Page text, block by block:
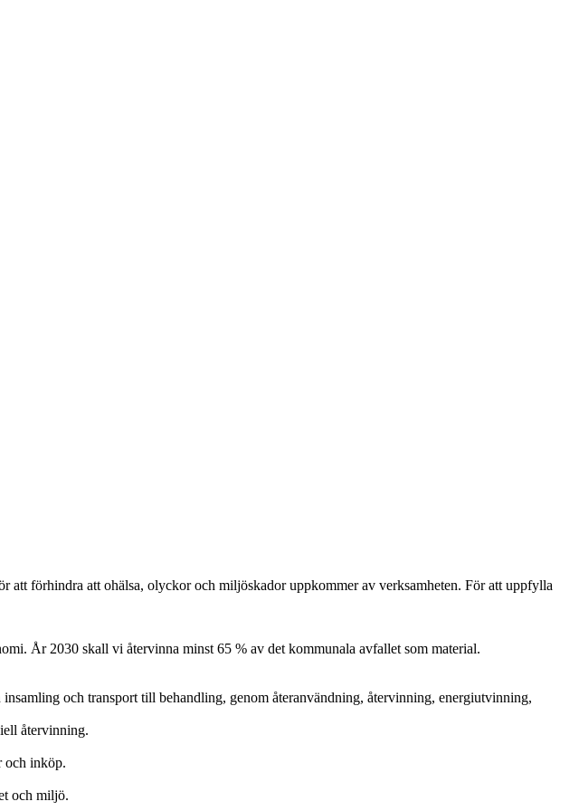
att förhindra att ohälsa, olyckor och miljöskador uppkommer av verksamheten. För att uppfylla
År 2030 skall vi återvinna minst 65 % av det kommunala avfallet som material.
och transport till behandling, genom återanvändning, återvinning, energiutvinning,
återvinning.
och inköp.
och miljö.